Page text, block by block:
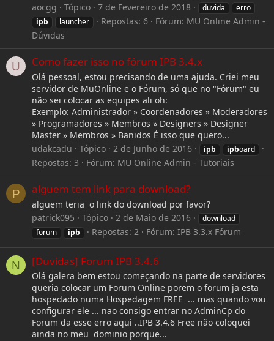
aocgg
Tópico 7 de Fevereiro de 2018 duvida
erro
ipb
launcher Repostas: 6 Fórum: MU Online Admin -
Dúvidas
U Como fazer isso no fórum IPB 3.4.x
Olá pessoal, estou precisando de uma ajuda. Criei meu
servidor de MuOnline e o Fórum, só que no "Fórum" eu
não sei colocar as equipes ali oh:
Exemplo: Administrador » Coordenadores » Moderadores
» Programadores » Membros » Designers » Designer
Master » Membros » Banidos É isso que quero...
udakcadu
Tópico 2 de Junho de 2016 ipb ipboard
Repostas: 3 Fórum: MU Online Admin - Tutoriais
P alguem tem link para download?
alguem teria o link do download por favor?
patrick095
Tópico 2 de Maio de 2016
download
forum
ipb Repostas: 2 Fórum: IPB 3.3.x Fórum
N [Duvidas] Forum IPB 3.4.6
Olá galera bem estou começando na parte de servidores
queria colocar um Forum Online porem o forum ja esta
hospedado numa Hospedagem FREE ... mas quando vou
configurar ele ... nao consigo entrar no AdminCp do
Forum da esse erro aqui ..IPB 3.4.6 Free não coloquei
ainda no meu dominio porque...